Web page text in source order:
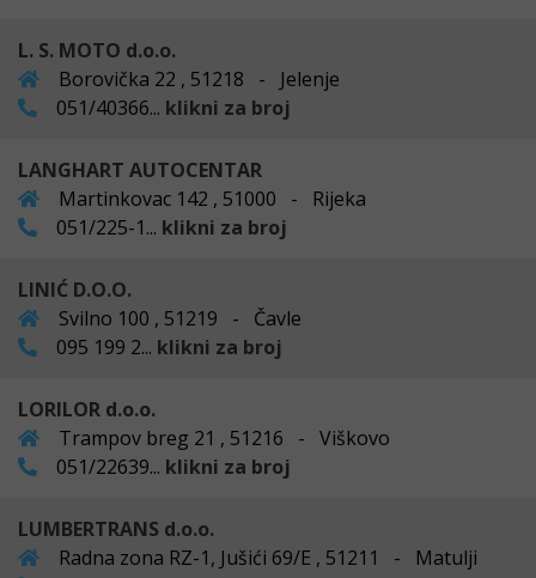
L. S. MOTO d.o.o.
Borovička 22 , 51218 - Jelenje
051/40366... klikni za broj
LANGHART AUTOCENTAR
Martinkovac 142 , 51000 - Rijeka
051/225-1... klikni za broj
LINIĆ D.O.O.
Svilno 100 , 51219 - Čavle
095 199 2... klikni za broj
LORILOR d.o.o.
Trampov breg 21 , 51216 - Viškovo
051/22639... klikni za broj
LUMBERTRANS d.o.o.
Radna zona RZ-1, Jušići 69/E , 51211 - Matulji